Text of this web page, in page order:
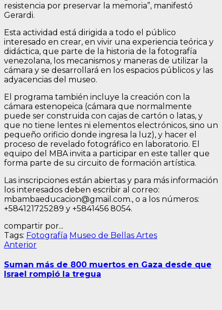
resistencia por preservar la memoria”, manifestó
Gerardi.
Esta actividad está dirigida a todo el público
interesado en crear, en vivir una experiencia teórica y
didáctica, que parte de la historia de la fotografía
venezolana, los mecanismos y maneras de utilizar la
cámara y se desarrollará en los espacios públicos y las
adyacencias del museo.
El programa también incluye la creación con la
cámara estenopeica (cámara que normalmente
puede ser construida con cajas de cartón o latas, y
que no tiene lentes ni elementos electrónicos, sino un
pequeño orificio donde ingresa la luz), y hacer el
proceso de revelado fotográfico en laboratorio. El
equipo del MBA invita a participar en este taller que
forma parte de su circuito de formación artística.
Las inscripciones están abiertas y para más información
los interesados deben escribir al correo:
mbambaeducacion@gmail.com., o a los números:
+584121725289 y +5841456 8054.
compartir por...
Tags: Fotografía Museo de Bellas Artes
Navegación
de
entradas
AnteriorEntrada
Suman más de 800 muertos en Gaza desde que
Israel rompió la tregua